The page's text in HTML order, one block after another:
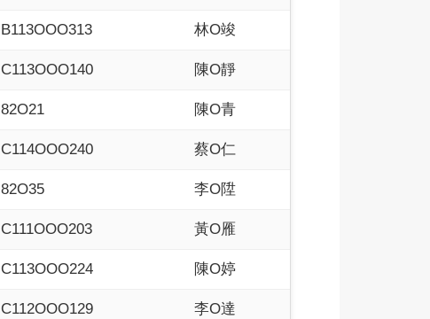
B113OOO313 林O竣
C113OOO140 陳O靜
82O21 陳O青
C114OOO240 蔡O仁
82O35 李O陞
C111OOO203 黃O雁
C113OOO224 陳O婷
C112OOO129 李O達